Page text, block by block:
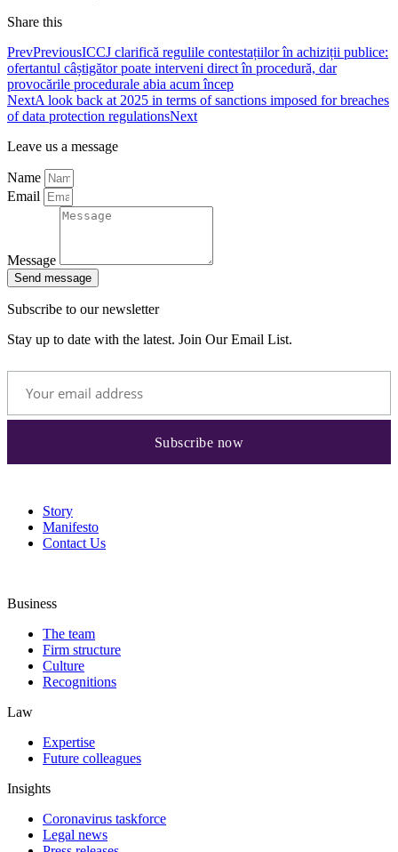
Share this
PrevPreviousICCJ clarifică regulile contestațiilor în achiziții publice:
ofertantul câștigător poate interveni direct în procedură, dar
provocările procedurale abia acum încep
NextA look back at 2025 in terms of sanctions imposed for breaches
of data protection regulationsNext
Leave us a message
Name
Email
Message
Send message
Subscribe to our newsletter
Stay up to date with the latest. Join Our Email List.
Story
Manifesto
Contact Us
Business
The team
Firm structure
Culture
Recognitions
Law
Expertise
Future colleagues
Insights
Coronavirus taskforce
Legal news